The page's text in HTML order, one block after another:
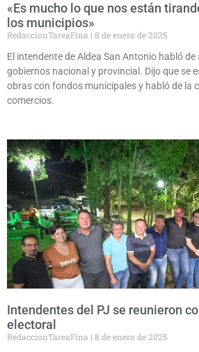
«Es mucho lo que nos están
los municipios»
RedaccionTareaFina
8 de enero de 2025
El intendente de Aldea San Antonio habló de
gobiernos nacional y provincial. Dijo que se
obras con fondos municipales y habló de la
comercios.
Intendentes del PJ se reunieron
electoral
RedaccionTareaFina
8 de enero de 2025